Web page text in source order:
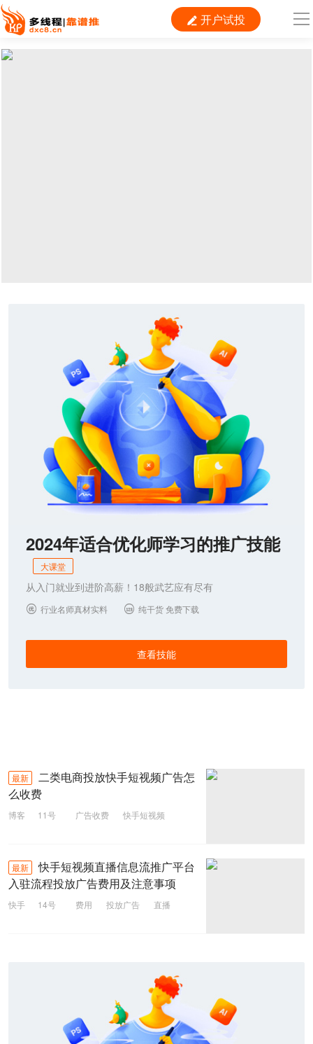
 开户试投
导
联系我们
2024年适合优化师学习的推广技能
大课堂
从入门就业到进阶高薪！18般武艺应有尽有
 行业名师真材实料  纯干货 免费下载
查看技能
最新
二类电商投放快手短视频广告怎
么收费
博客 11号 广告收费
快手短视频
最新
快手短视频直播信息流推广平台
入驻流程投放广告费用及注意事项
快手 14号 费用 投放广告
直播